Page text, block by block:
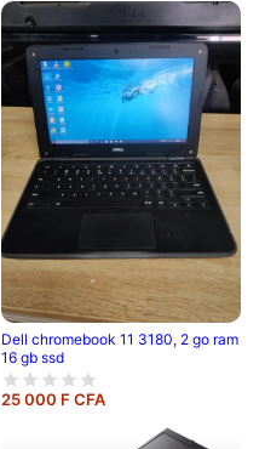
Dell chromebook 11 3180, 2 go ram
16 gb ssd
25 000 F CFA